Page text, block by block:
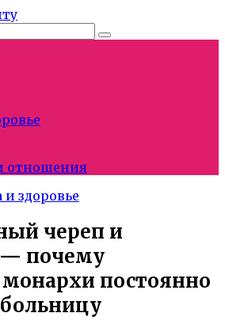
отношения
и здоровье
череп и
почему
постоянно